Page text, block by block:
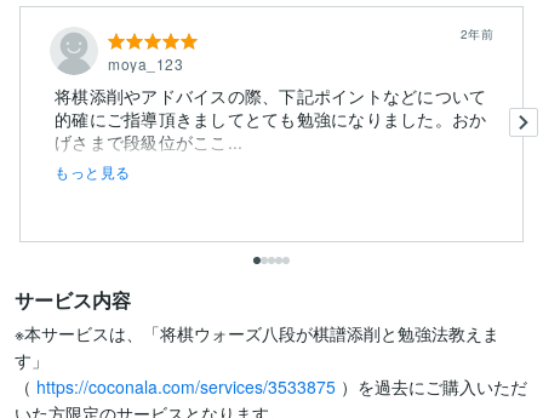
moya_123
2年前
将棋添削やアドバイスの際、下記ポイントなどについて
的確にご指導頂きましてとても勉強になりました。おか
げさまで段級位がここ...
もっと見る
サービス内容
※本サービスは、「将棋ウォーズ八段が棋譜添削と勉強法教えま
す」
（ https://coconala.com/services/3533875 ）を過去にご購入いただ